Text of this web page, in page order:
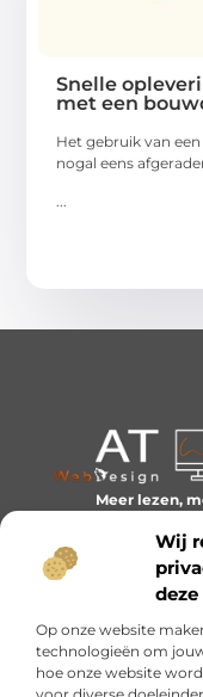
Wij
Op onze website
technologieën om
hoe onze website
Snelle
met een
Het gebruik van
nogal eens
Meer lezen,
het
Bericht
Onze informatie